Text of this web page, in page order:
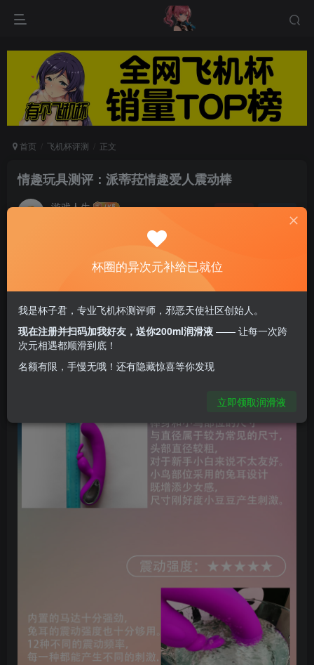
首页 飞机杯评测 正文
情趣玩具测评：派蒂菈情趣爱人震动棒
游戏人生
杯圈的异次元补给已就位
我是杯子君，专业飞机杯测评师，邪恶天使社区创始人。
现在注册并扫码加我好友，送你200ml润滑液 —— 让每一次跨
次元相遇都顺滑到底！
名额有限，手慢无哦！还有隐藏惊喜等你发现
立即领取润滑液